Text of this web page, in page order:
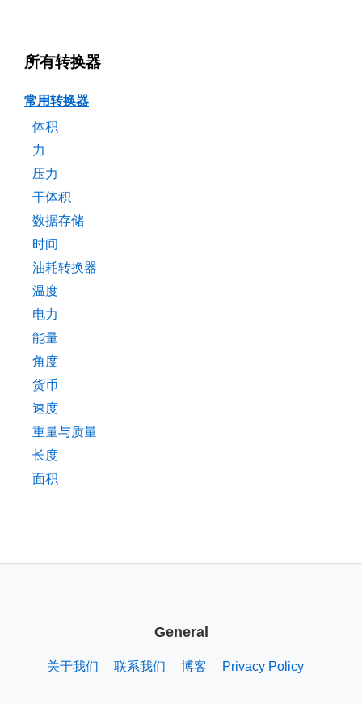
所有转换器
常用转换器
体积
力
压力
干体积
数据存储
时间
油耗转换器
温度
电力
能量
角度
货币
速度
重量与质量
长度
面积
General
关于我们 联系我们 博客 Privacy Policy